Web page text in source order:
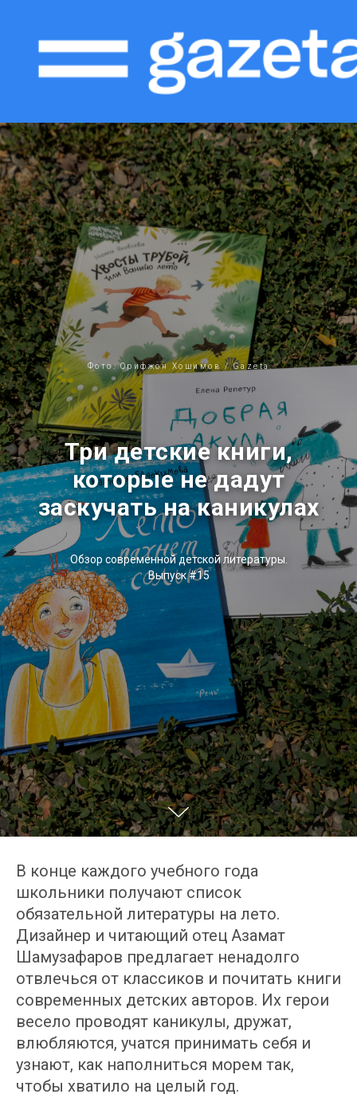
Фото: Орифжон Хошимов / Gazeta
Три детские книги,
которые не дадут
заскучать на каникулах
Обзор современной детской литературы.
Выпуск #15
В конце каждого учебного года
школьники получают список
обязательной литературы на лето.
Дизайнер и читающий отец Азамат
Шамузафаров предлагает ненадолго
отвлечься от классиков и почитать книги
современных детских авторов. Их герои
весело проводят каникулы, дружат,
влюбляются, учатся принимать себя и
узнают, как наполниться морем так,
чтобы хватило на целый год.